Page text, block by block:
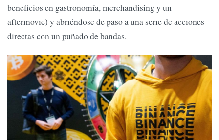
beneficios en gastronomía, merchandising y un
aftermovie) y abriéndose de paso a una serie de acciones
directas con un puñado de bandas.